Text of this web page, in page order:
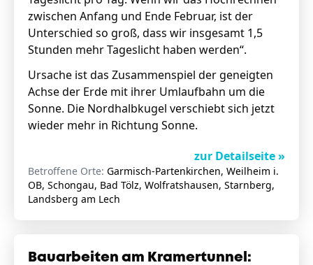
zwischen Anfang und Ende Februar, ist der
Unterschied so groß, dass wir insgesamt 1,5
Stunden mehr Tageslicht haben werden“.
Ursache ist das Zusammenspiel der geneigten
Achse der Erde mit ihrer Umlaufbahn um die
Sonne. Die Nordhalbkugel verschiebt sich jetzt
wieder mehr in Richtung Sonne.
zur Detailseite »
Betroffene Orte: Garmisch-Partenkirchen, Weilheim i.
OB, Schongau, Bad Tölz, Wolfratshausen, Starnberg,
Landsberg am Lech
Bauarbeiten am Kramertunnel: